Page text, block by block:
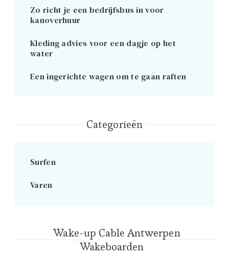
Zo richt je een bedrijfsbus in voor
kanoverhuur
Kleding advies voor een dagje op het
water
Een ingerichte wagen om te gaan raften
Categorieën
Surfen
Varen
Wake-up Cable Antwerpen
Wakeboarden